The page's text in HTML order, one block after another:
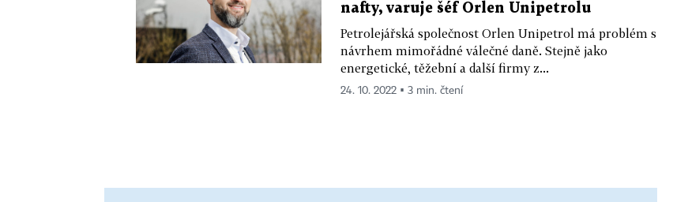
nafty, varuje šéf Orlen Unipetrolu
Petrolejářská společnost Orlen Unipetrol má problém s
návrhem mimořádné válečné daně. Stejně jako
energetické, těžební a další firmy z...
24. 10. 2022 ▪ 3 min. čtení